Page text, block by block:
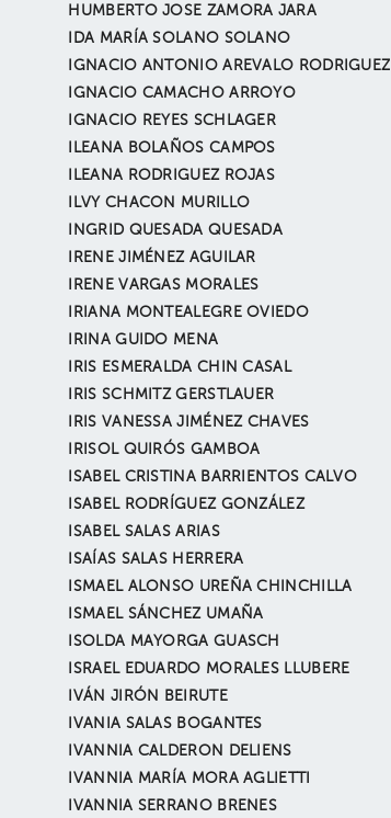
HUMBERTO JOSE ZAMORA JARA
IDA MARÍA SOLANO SOLANO
IGNACIO ANTONIO AREVALO RODRIGUEZ
IGNACIO CAMACHO ARROYO
IGNACIO REYES SCHLAGER
ILEANA BOLAÑOS CAMPOS
ILEANA RODRIGUEZ ROJAS
ILVY CHACON MURILLO
INGRID QUESADA QUESADA
IRENE JIMÉNEZ AGUILAR
IRENE VARGAS MORALES
IRIANA MONTEALEGRE OVIEDO
IRINA GUIDO MENA
IRIS ESMERALDA CHIN CASAL
IRIS SCHMITZ GERSTLAUER
IRIS VANESSA JIMÉNEZ CHAVES
IRISOL QUIRÓS GAMBOA
ISABEL CRISTINA BARRIENTOS CALVO
ISABEL RODRÍGUEZ GONZÁLEZ
ISABEL SALAS ARIAS
ISAÍAS SALAS HERRERA
ISMAEL ALONSO UREÑA CHINCHILLA
ISMAEL SÁNCHEZ UMAÑA
ISOLDA MAYORGA GUASCH
ISRAEL EDUARDO MORALES LLUBERE
IVÁN JIRÓN BEIRUTE
IVANIA SALAS BOGANTES
IVANNIA CALDERON DELIENS
IVANNIA MARÍA MORA AGLIETTI
IVANNIA SERRANO BRENES